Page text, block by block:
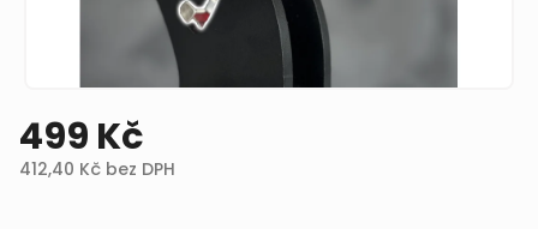
499 Kč
412,40 Kč bez DPH